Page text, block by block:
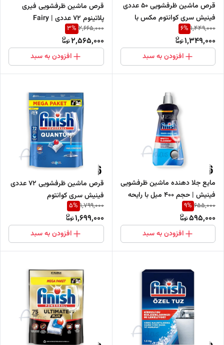
قرص ماشین ظرفشویی 50 عددی
فینیش سری کوانتوم مکس با
رایحه لیمویی
1,449,000
6%
1,349,000
افزودن به سبد
قرص ماشین ظرفشویی فیری
پلاتینوم 72 عددی | Fairy
Platinum قدرت چربی‌زدایی بالا
2,665,000
3%
2,565,000
افزودن به سبد
مایع جلا دهنده ماشین ظرفشویی
فینیش | حجم 400 میل با رایحه
کلاسیک
655,000
9%
595,000
افزودن به سبد
قرص ماشین ظرفشویی 72 عددی
فینیش سری کوانتوم
1,799,000
5%
1,699,000
افزودن به سبد